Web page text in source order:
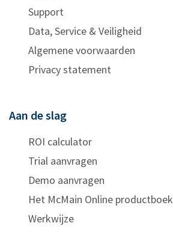
Support
Data, Service & Veiligheid
Algemene voorwaarden
Privacy statement
Aan de slag
ROI calculator
Trial aanvragen
Demo aanvragen
Het McMain Online productboek
Werkwijze